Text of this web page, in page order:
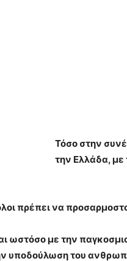
Τόσο στην
την Ελλάδα, με
πρέπει να
ωστόσο με την
υποδούλωση του